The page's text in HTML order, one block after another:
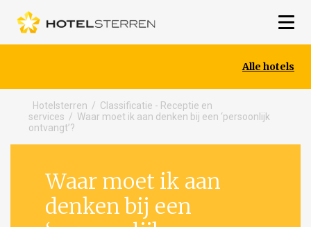
Alle hotels
Hotelsterren / Classificatie - Receptie en
services / Waar moet ik aan denken bij een ‘persoonlijk
ontvangt’?
Waar moet ik aan
denken bij een